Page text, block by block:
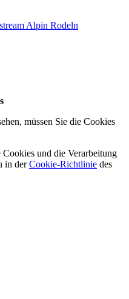
Alpin Rodeln
müssen Sie die Cookies
und die Verarbeitung
in derCookie-Richtlinie des